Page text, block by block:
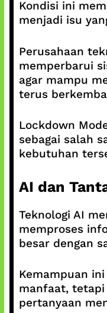
Kondisi ini
menjadi isu
Perusahaan
memperbarui
agar mampu
terus
Lockdown
sebagai salah
kebutuhan
AI dan
Teknologi AI
memproses
besar dengan
Kemampuan
manfaat,
pertanyaan